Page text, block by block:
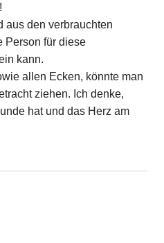
aus den verbrauchten
Person für diese
kann.
allen Ecken, könnte man
ziehen. Ich denke,
hat und das Herz am